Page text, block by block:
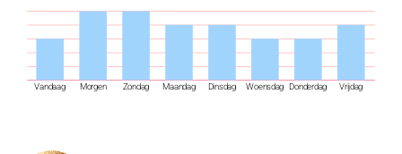
Vandaag Morgen Zondag Maandag Dinsdag Woensdag Donderdag Vrijdag